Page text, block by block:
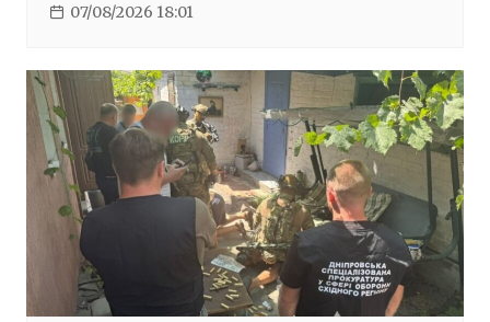
07/08/2026 18:01